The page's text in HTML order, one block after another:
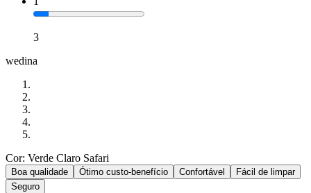
3
wedina
Cor: Verde Claro Safari
Boa qualidade Ótimo custo-benefício Confortável
Fácil de limpar
Seguro